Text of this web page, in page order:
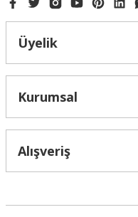
Üyelik
Kurumsal
Alışveriş